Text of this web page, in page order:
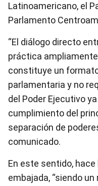
Latinoamericano, el
Parlamento
“El diálogo directo
práctica
constituye un
parlamentaria y no
del Poder Ejecutivo
cumplimiento del
separación de
comunicado.
En este sentido,
embajada, “siendo